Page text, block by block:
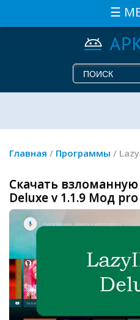
☰
Главная / Программы /
Скачать
Deluxe v 1.1.9 Мод pro